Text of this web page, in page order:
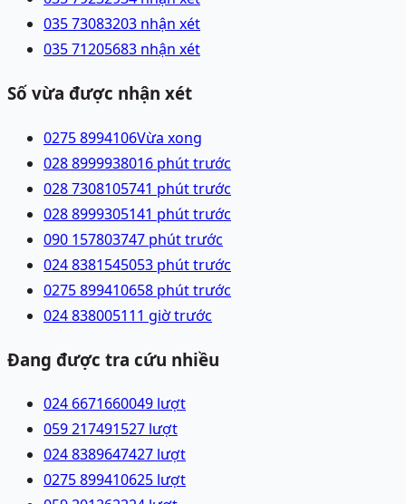
035 73083203 nhận xét
035 71205683 nhận xét
Số vừa được nhận xét
0275 8994106Vừa xong
028 8999938016 phút trước
028 7308105741 phút trước
028 8999305141 phút trước
090 157803747 phút trước
024 8381545053 phút trước
0275 899410658 phút trước
024 838005111 giờ trước
Đang được tra cứu nhiều
024 6671660049 lượt
059 217491527 lượt
024 8389647427 lượt
0275 899410625 lượt